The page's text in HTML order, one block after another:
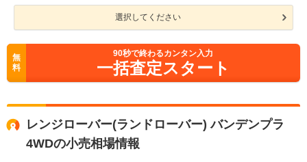
選択してください
無
料
90秒で終わるカンタン入力
一括査定スタート
レンジローバー(ランドローバー) バンデンプラ
4WDの小売相場情報